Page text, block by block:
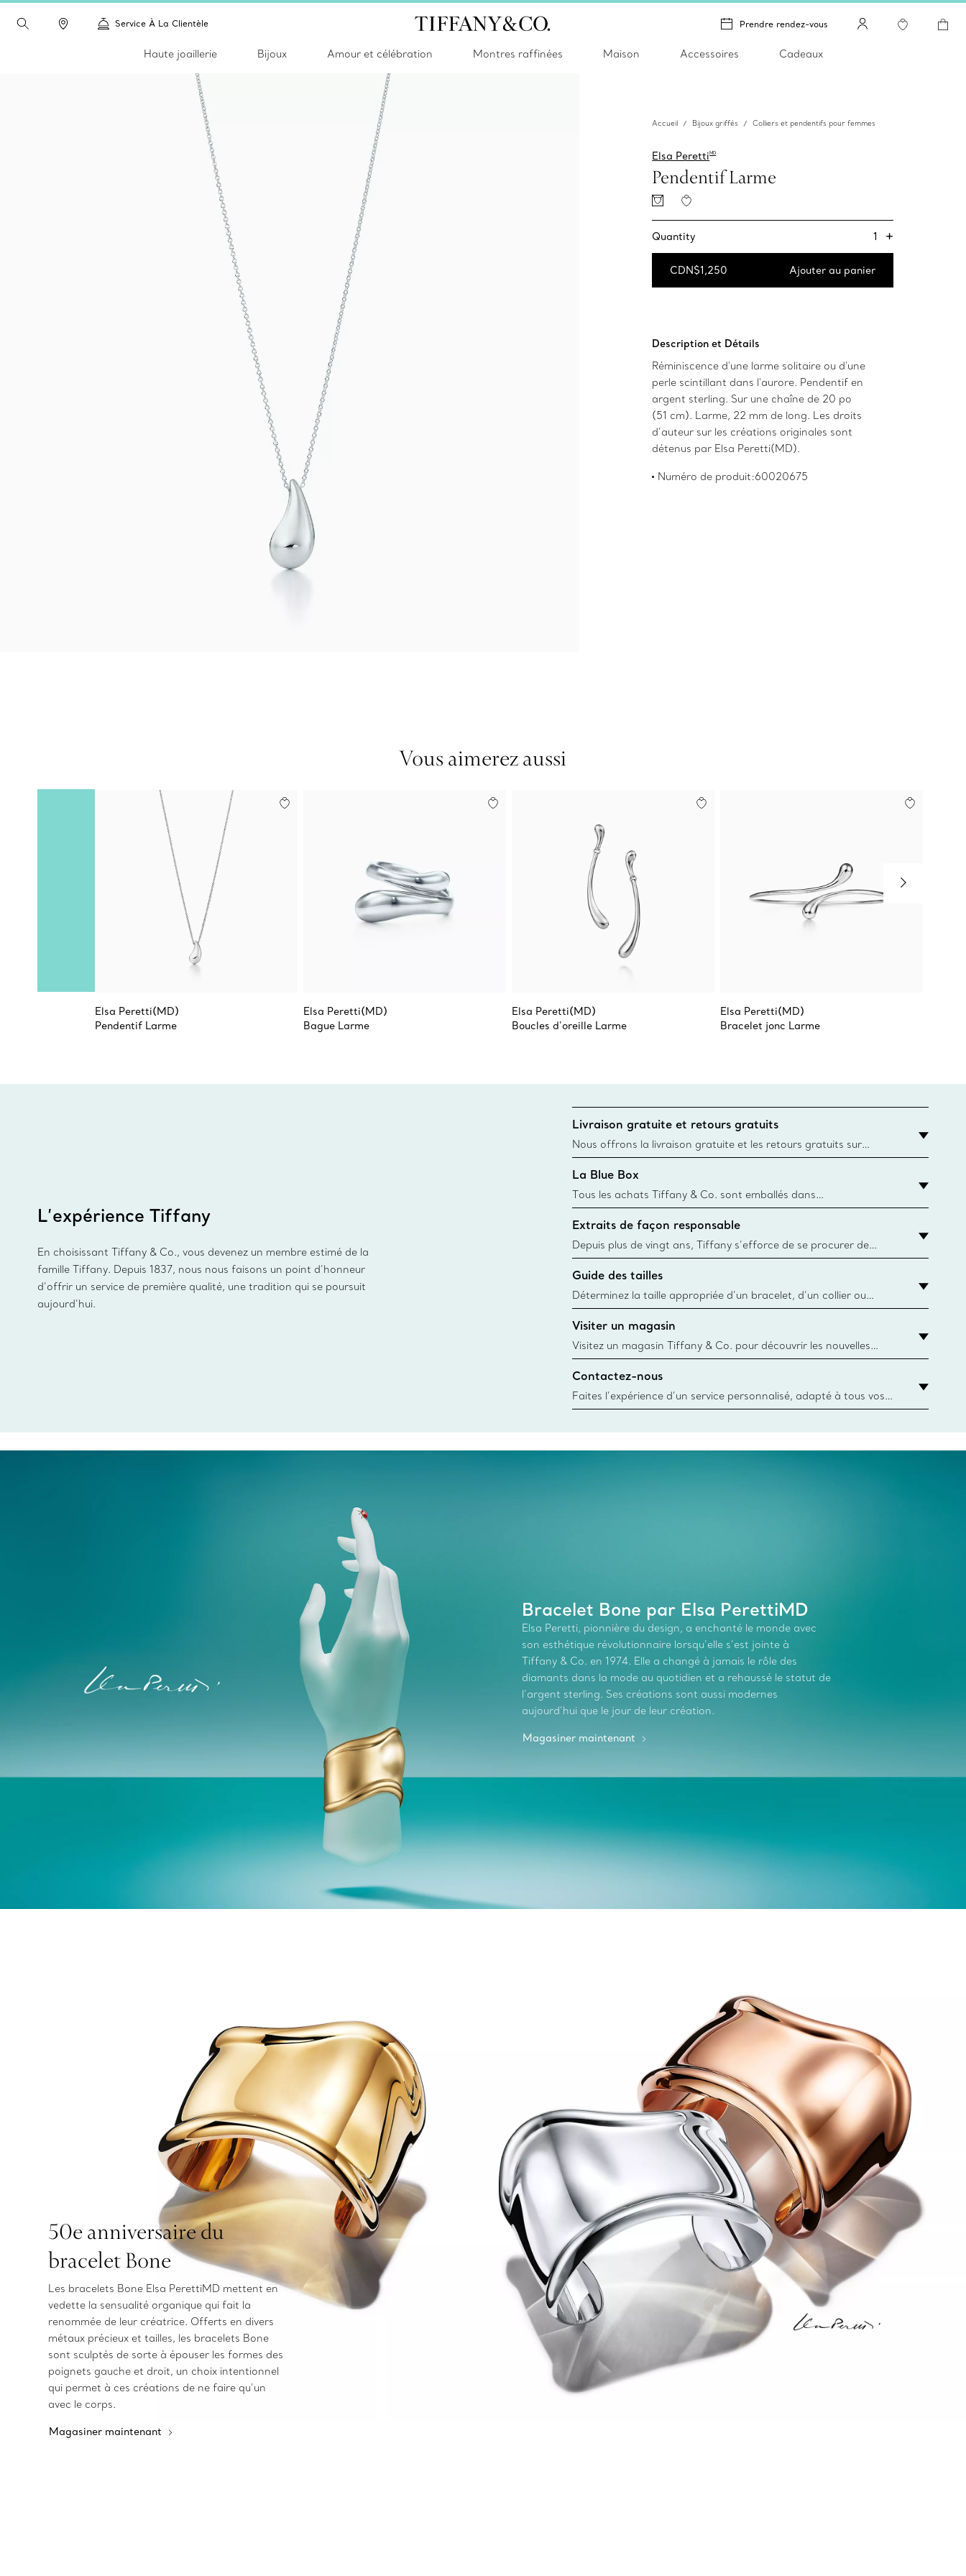
Service À La Clientèle Prendre rendez-vous
Haute joaillerie Bijoux Amour et célébration Montres raffinées Maison Accessoires Cadeaux
Accueil Bijoux griffés Colliers et pendentifs pour femmes
Elsa PerettiMD
Pendentif Larme
Quantity 1 +
CDN$1,250 Ajouter au panier
Description et Détails
Réminiscence d'une larme solitaire ou d'une
perle scintillant dans l'aurore. Pendentif en
argent sterling. Sur une chaîne de 20 po
(51 cm). Larme, 22 mm de long. Les droits
d’auteur sur les créations originales sont
détenus par Elsa Peretti(MD).
Numéro de produit:60020675
Vous aimerez aussi
Elsa Peretti(MD)
Pendentif Larme
Elsa Peretti(MD)
Bague Larme
Elsa Peretti(MD)
Boucles d'oreille Larme
Elsa Peretti(MD)
Bracelet jonc Larme
L’expérience Tiffany
En choisissant Tiffany & Co., vous devenez un membre estimé de la
famille Tiffany. Depuis 1837, nous nous faisons un point d’honneur
d’offrir un service de première qualité, une tradition qui se poursuit
aujourd’hui.
Livraison gratuite et retours gratuits
Nous offrons la livraison gratuite et les retours gratuits sur
toutes les commandes Tiffany & Co. passées sur le site Web
canadien et dont la destination est l’adresse d’un particulier.
La Blue Box
Tous les achats Tiffany & Co. sont emballés dans
une Tiffany Blue Box. Bien que l'histoire de cet emballage célèbre
remonte à 1886, toutes les Blue Box et sacs sont aujourd'hui
fabriqués à partir de papier provenant de sources durables et de
matières
Extraits de façon responsable
Depuis plus de vingt ans, Tiffany s’efforce de se procurer de
façon responsable les matériaux précieux utilisés dans la
fabrication de ses bijoux. En apprendre davantage
Guide des tailles
Déterminez la taille appropriée d’un bracelet, d’un collier ou
d’une bague grâce au guide des tailles de Tiffany & Co.
Visiter un magasin
Visitez un magasin Tiffany & Co. pour découvrir les nouvelles
créations, les collections emblématiques et bien plus encore.
Trouver le magasin le plus près
Contactez-nous
Faites l’expérience d’un service personnalisé, adapté à tous vos
besoins par les conseillers à la clientèle Tiffany & Co. Que ce soit
Bracelet Bone par Elsa PerettiMD
Elsa Peretti, pionnière du design, a enchanté le monde avec
son esthétique révolutionnaire lorsqu’elle s’est jointe à
Tiffany & Co. en 1974. Elle a changé à jamais le rôle des
diamants dans la mode au quotidien et a rehaussé le statut de
l’argent sterling. Ses créations sont aussi modernes
aujourd’hui que le jour de leur création.
Magasiner maintenant
50e anniversaire du
bracelet Bone
Les bracelets Bone Elsa PerettiMD mettent en
vedette la sensualité organique qui fait la
renommée de leur créatrice. Offerts en divers
métaux précieux et tailles, les bracelets Bone
sont sculptés de sorte à épouser les formes des
poignets gauche et droit, un choix intentionnel
qui permet à ces créations de ne faire qu’un
avec le corps.
Magasiner maintenant